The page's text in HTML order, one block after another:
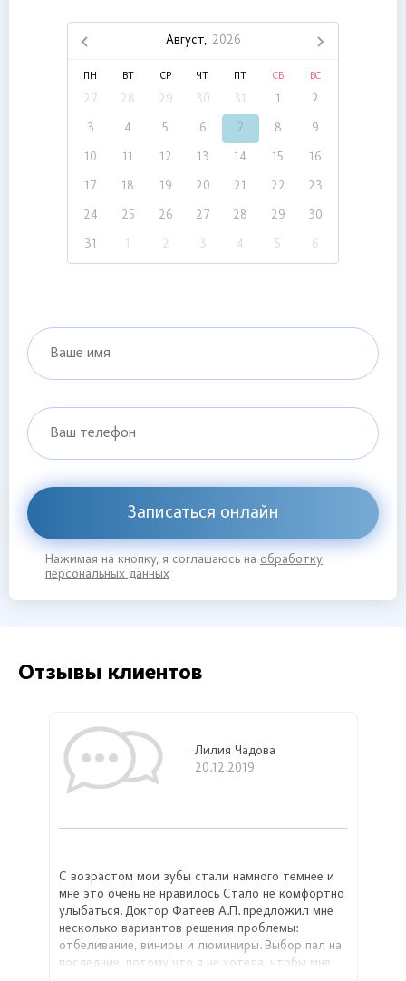
Август, 2026
ПН ВТ СР ЧТ СБ ВС
27 28 29 30 31 1 2
3 4 5 6 7 8 9
10 11 12 13 14 15 16
17 18 19 20 21 22 23
24 25 26 27 28 29 30
31 1 2 3 4 5 6
Ваше имя
Ваш телефон
Записаться онлайн
Нажимая на кнопку, я соглашаюсь на обработку
персональных данных
Отзывы клиентов
Лилия Чадова
20.12.2019
С возрастом мои зубы стали намного темнее и
мне это очень не нравилось Стало не комфортно
улыбаться. Доктор Фатеев А.П. предложил мне
несколько вариантов решения проблемы:
отбеливание, виниры и люминиры. Выбор пал на
последние, потому что я не хотела, чтобы мне